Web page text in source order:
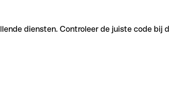
diensten. Controleer de juiste code bij